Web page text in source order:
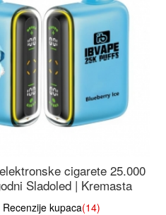
cigarete 25.000
Sladoled | Kremasta
kupaca(14)